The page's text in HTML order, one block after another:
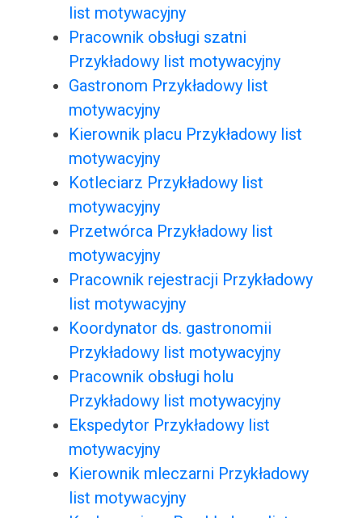
list motywacyjny
Pracownik obsługi szatni
Przykładowy list motywacyjny
Gastronom Przykładowy list
motywacyjny
Kierownik placu Przykładowy list
motywacyjny
Kotleciarz Przykładowy list
motywacyjny
Przetwórca Przykładowy list
motywacyjny
Pracownik rejestracji Przykładowy
list motywacyjny
Koordynator ds. gastronomii
Przykładowy list motywacyjny
Pracownik obsługi holu
Przykładowy list motywacyjny
Ekspedytor Przykładowy list
motywacyjny
Kierownik mleczarni Przykładowy
list motywacyjny